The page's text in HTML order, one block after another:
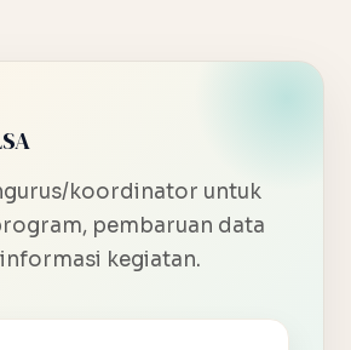
koordinator untuk
pembaruan data
kegiatan.